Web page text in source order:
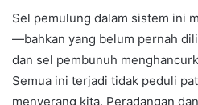
Sel pemulung dalam sistem ini
—bahkan yang belum pernah
dan sel pembunuh
Semua ini terjadi tidak peduli
menyerang kita. Peradangan